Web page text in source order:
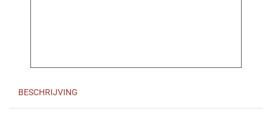
BESCHRIJVING